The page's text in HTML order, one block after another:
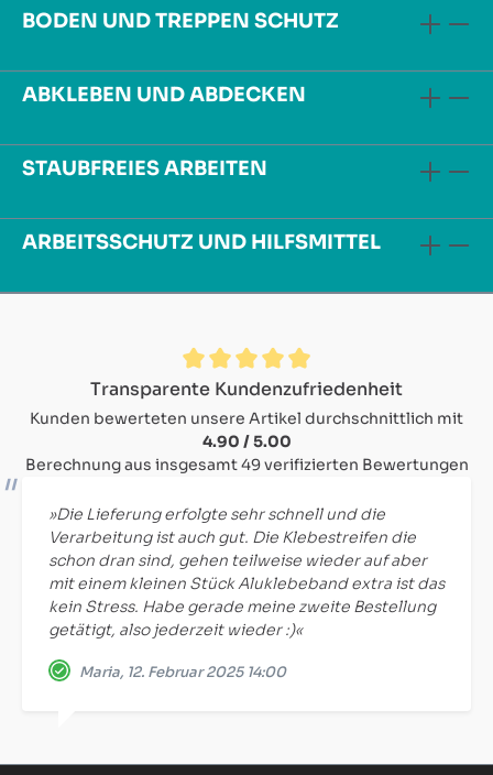
BODEN UND TREPPEN SCHUTZ
ABKLEBEN UND ABDECKEN
STAUBFREIES ARBEITEN
ARBEITSSCHUTZ UND HILFSMITTEL
Durchschnittliche Bewertung von 4.9 von 5 Sternen
Transparente Kundenzufriedenheit
Kunden bewerteten unsere Artikel durchschnittlich mit
4.90 / 5.00
Berechnung aus insgesamt 49 verifizierten Bewertungen
»Die Lieferung erfolgte sehr schnell und die
Verarbeitung ist auch gut. Die Klebestreifen die
schon dran sind, gehen teilweise wieder auf aber
mit einem kleinen Stück Aluklebeband extra ist das
kein Stress. Habe gerade meine zweite Bestellung
getätigt, also jederzeit wieder :)«
Maria, 12. Februar 2025 14:00